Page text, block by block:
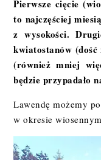
Pierwsze cięcie
to najczęściej
z wysokości.
kwiatostanów
(również mniej
będzie przypadało
Lawendę możemy
w okresie